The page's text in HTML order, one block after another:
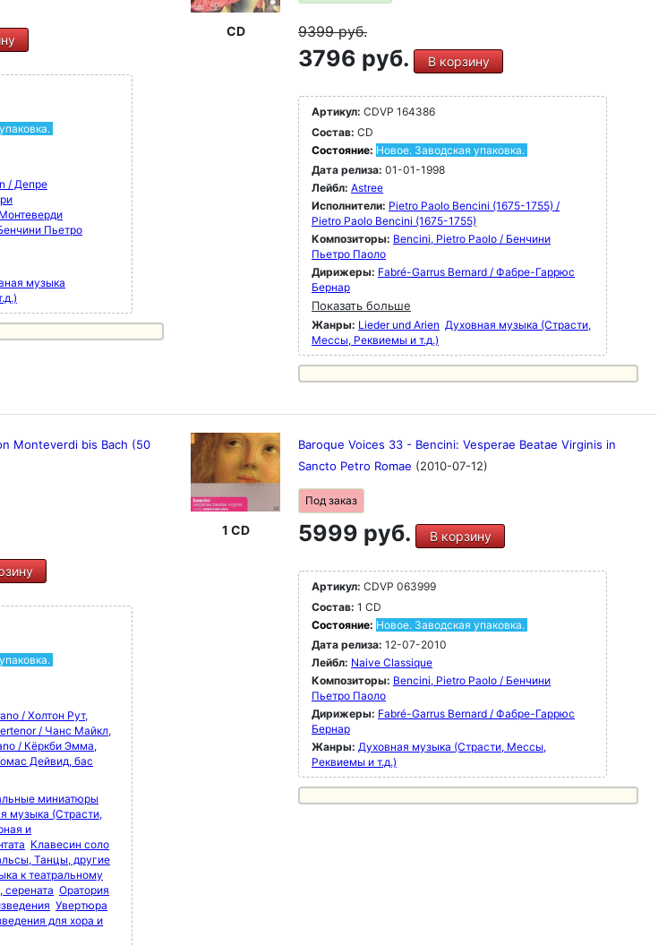
/ Депре
Пьетро
музыка
CD 9399руб.
3796 руб. В корзину
Артикул: CDVP 164386
Состав: CD
Состояние: Новое. Заводская упаковка.
Дата релиза: 01-01-1998
Лейбл: Astree
Исполнители: Pietro Paolo Bencini (1675-1755) /
Pietro Paolo Bencini (1675-1755)
Композиторы: Bencini, Pietro Paolo / Бенчини
Пьетро Паоло
Дирижеры: Fabré-Garrus Bernard / Фабре-Гаррюс
Бернар
Показать больше
Жанры: Lieder und Arien Духовная музыка (Страсти,
Мессы, Реквиемы и т.д.)
Monteverdi bis Bach (50
/ Холтон Рут,
/ Чанс Майкл,
/ Кёркби Эмма,
Дейвид, бас
миниатюры
музыка (Страсти,
и
Клавесин соло
Танцы, другие
к театральному
серената Оратория
Увертюра
для хора и
1 CD
Baroque Voices 33 - Bencini: Vesperae Beatae Virginis in
Sancto Petro Romae (2010-07-12)
Под заказ
5999 руб. В корзину
Артикул: CDVP 063999
Состав: 1 CD
Состояние: Новое. Заводская упаковка.
Дата релиза: 12-07-2010
Лейбл: Naive Classique
Композиторы: Bencini, Pietro Paolo / Бенчини
Пьетро Паоло
Дирижеры: Fabré-Garrus Bernard / Фабре-Гаррюс
Бернар
Жанры: Духовная музыка (Страсти, Мессы,
Реквиемы и т.д.)